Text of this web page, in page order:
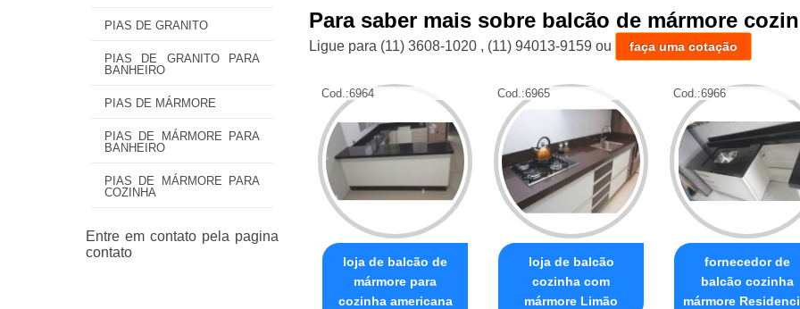
PIAS DE GRANITO
PIAS DE GRANITO PARA
BANHEIRO
PIAS DE MÁRMORE
PIAS DE MÁRMORE PARA
BANHEIRO
PIAS DE MÁRMORE PARA
COZINHA
Para saber mais sobre balcão de mármore
Ligue para (11) 3608-1020 , (11) 94013-9159 ou faça uma cotação
Cod.:6964
loja de balcão de
mármore para
cozinha americana
Cod.:6965
loja de balcão
cozinha com
mármore Limão
Cod.:6966
fornecedor de
balcão cozinha
mármore